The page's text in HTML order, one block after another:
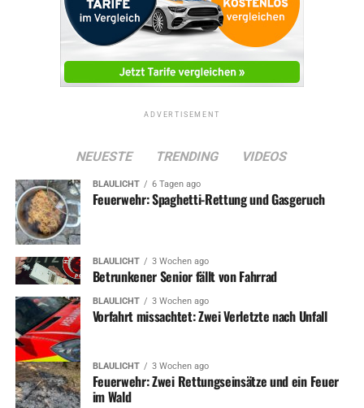
ADVERTISEMENT
NEUESTE TRENDING VIDEOS
BLAULICHT 6 Tagen ago
Feuerwehr: Spaghetti-Rettung und Gasgeruch
BLAULICHT 3 Wochen ago
Betrunkener Senior fällt von Fahrrad
BLAULICHT 3 Wochen ago
Vorfahrt missachtet: Zwei Verletzte nach Unfall
BLAULICHT 3 Wochen ago
Feuerwehr: Zwei Rettungseinsätze und ein Feuer
im Wald